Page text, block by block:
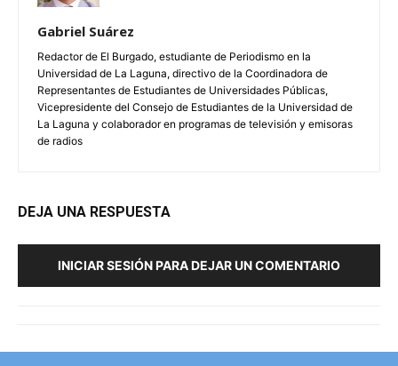
Gabriel Suárez
Redactor de El Burgado, estudiante de Periodismo en la
Universidad de La Laguna, directivo de la Coordinadora de
Representantes de Estudiantes de Universidades Públicas,
Vicepresidente del Consejo de Estudiantes de la Universidad de
La Laguna y colaborador en programas de televisión y emisoras
de radios
DEJA UNA RESPUESTA
INICIAR SESIÓN PARA DEJAR UN COMENTARIO